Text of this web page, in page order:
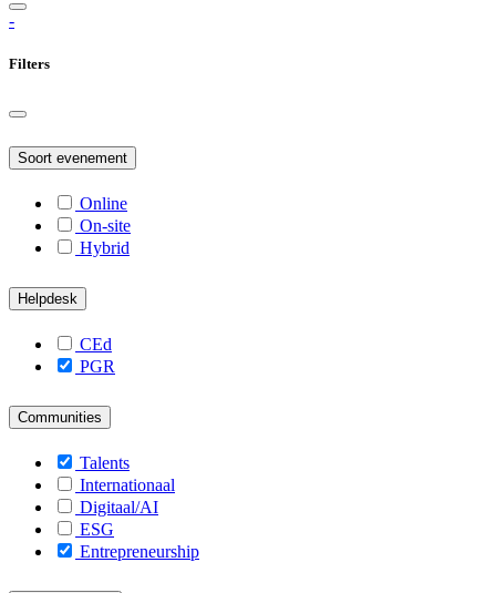
-
Filters
Soort evenement
Online
On-site
Hybrid
Helpdesk
CEd
PGR
Communities
Talents
Internationaal
Digitaal/AI
ESG
Entrepreneurship